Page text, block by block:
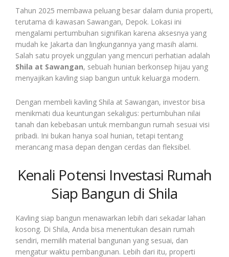
Tahun 2025 membawa peluang besar dalam dunia properti,
terutama di kawasan Sawangan, Depok. Lokasi ini
mengalami pertumbuhan signifikan karena aksesnya yang
mudah ke Jakarta dan lingkungannya yang masih alami.
Salah satu proyek unggulan yang mencuri perhatian adalah
Shila at Sawangan, sebuah hunian berkonsep hijau yang
menyajikan kavling siap bangun untuk keluarga modern.
Dengan membeli kavling Shila at Sawangan, investor bisa
menikmati dua keuntungan sekaligus: pertumbuhan nilai
tanah dan kebebasan untuk membangun rumah sesuai visi
pribadi. Ini bukan hanya soal hunian, tetapi tentang
merancang masa depan dengan cerdas dan fleksibel.
Kenali Potensi Investasi Rumah
Siap Bangun di Shila
Kavling siap bangun menawarkan lebih dari sekadar lahan
kosong. Di Shila, Anda bisa menentukan desain rumah
sendiri, memilih material bangunan yang sesuai, dan
mengatur waktu pembangunan. Lebih dari itu, properti